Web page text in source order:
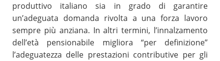
produttivo italiano sia in grado di garantire
un’adeguata domanda rivolta a una forza lavoro
sempre più anziana. In altri termini, l’innalzamento
dell’età pensionabile migliora “per definizione”
l’adeguatezza delle prestazioni contributive per gli